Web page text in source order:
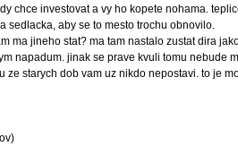
chce investovat a vy ho kopete nohama.
sedlacka, aby se to mesto trochu obnovilo.
ma jineho stat? ma tam nastalo zustat dira
napadum. jinak se prave kvuli tomu nebude
ze starych dob vam uz nikdo nepostavi. to je